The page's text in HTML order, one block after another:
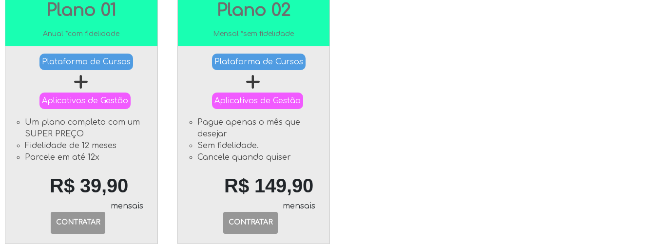
Plano 01
Anual *com fidelidade
Plataforma de Cursos
+
Aplicativos de Gestão
Um plano completo com um
SUPER PREÇO
Fidelidade de 12 meses
Parcele em até 12x
R$ 39,90
mensais
CONTRATAR
Plano 02
Mensal *sem fidelidade
Plataforma de Cursos
+
Aplicativos de Gestão
Pague apenas o mês que
desejar
Sem fidelidade.
Cancele quando quiser
R$ 149,90
mensais
CONTRATAR